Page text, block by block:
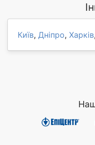
Київ, Дніпро, Харків,